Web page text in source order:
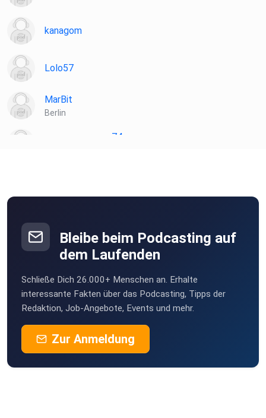
kanagom
Lolo57
MarBit
Berlin
sommersprosse74
Nadine64
Rathenow
Bleibe beim Podcasting auf
dem Laufenden
Schließe Dich 26.000+ Menschen an. Erhalte
interessante Fakten über das Podcasting, Tipps der
Redaktion, Job-Angebote, Events und mehr.
Zur Anmeldung